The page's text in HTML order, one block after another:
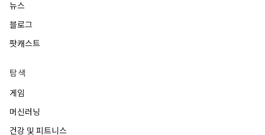
뉴스
블로그
팟캐스트
탐색
게임
머신러닝
건강 및 피트니스